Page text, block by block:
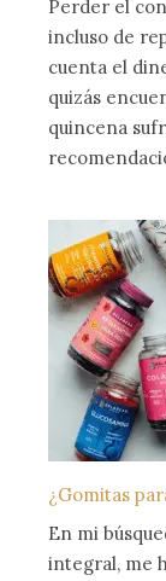
Perder el
incluso de
cuenta el
quizás
quincena
¿Gomitas
En mi
integral, me